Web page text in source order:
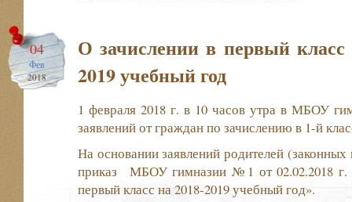
04
Фев
2018
О зачислении в первый класс
2019 учебный год
1 февраля 2018 г. в 10 часов утра в МБОУ
заявлений от граждан по зачислению в 1-й
На основании заявлений родителей (законных
приказ МБОУ гимназии №1 от 02.02.2018 г.
первый класс на 2018-2019 учебный год».